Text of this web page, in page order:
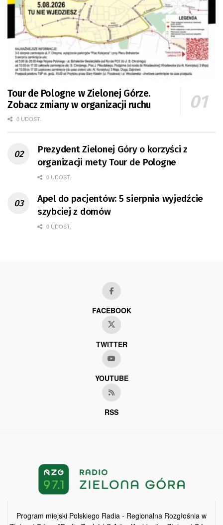
Tour de Pologne w Zielonej Górze.
Zobacz zmiany w organizacji ruchu
0 UDOST.
Prezydent Zielonej Góry o korzyści z
organizacji mety Tour de Pologne
0 UDOST.
Apel do pacjentów: 5 sierpnia wyjedźcie
szybciej z domów
0 UDOST.
FACEBOOK
TWITTER
YOUTUBE
RSS
Program miejski Polskiego Radia - Regionalna Rozgłośnia w